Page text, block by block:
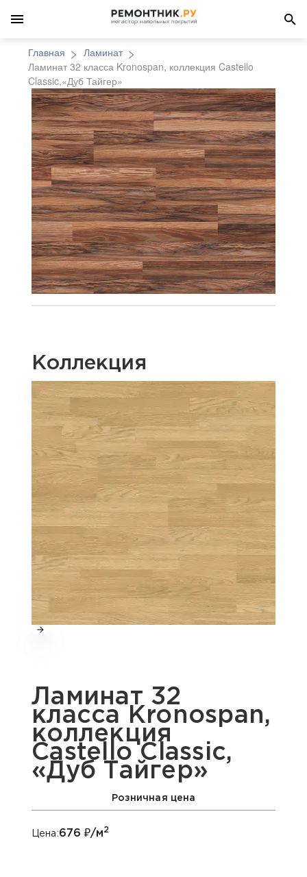
Главная
Ламинат
Ламинат 32 класса Kronospan, коллекция Castello
Classic,«Дуб Тайгер»
Ламинат 32 класса
Коллекция
Ламинат 32
класса Kronospan,
коллекция
Castello Classic,
«Дуб Тайгер»
Розничная цена
Цена:676 ₽/м2